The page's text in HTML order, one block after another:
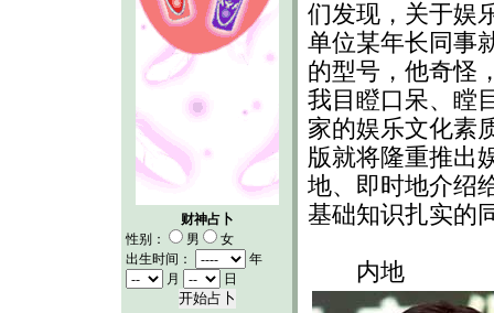
财神占卜
性别：
男
女
出生时间：
年
月
日
们发现，关于娱
单位某年长同事
的型号，他奇怪
我目瞪口呆、瞠
家的娱乐文化素
版就将隆重推出
地、即时地介绍
基础知识扎实的
内地